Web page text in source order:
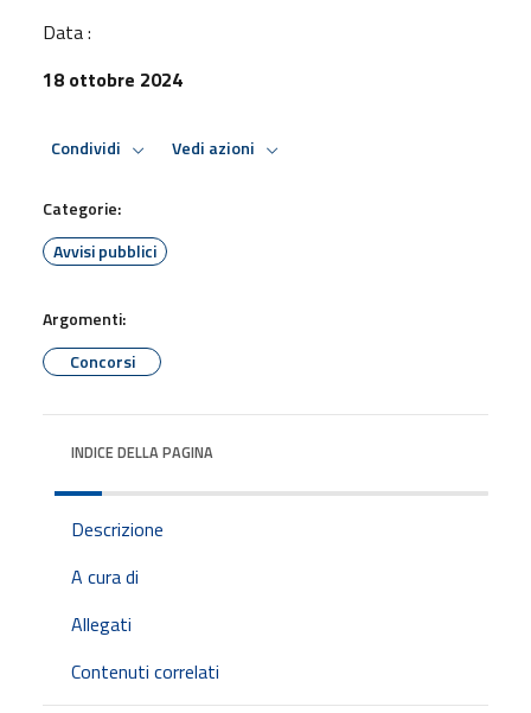
Data :
18 ottobre 2024
Condividi Vedi azioni
Categorie:
Avvisi pubblici
Argomenti:
Concorsi
INDICE DELLA PAGINA
Descrizione
A cura di
Allegati
Contenuti correlati